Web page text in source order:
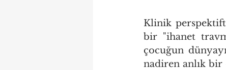
Klinik
bir "ihanet
çocuğun
nadiren anlık